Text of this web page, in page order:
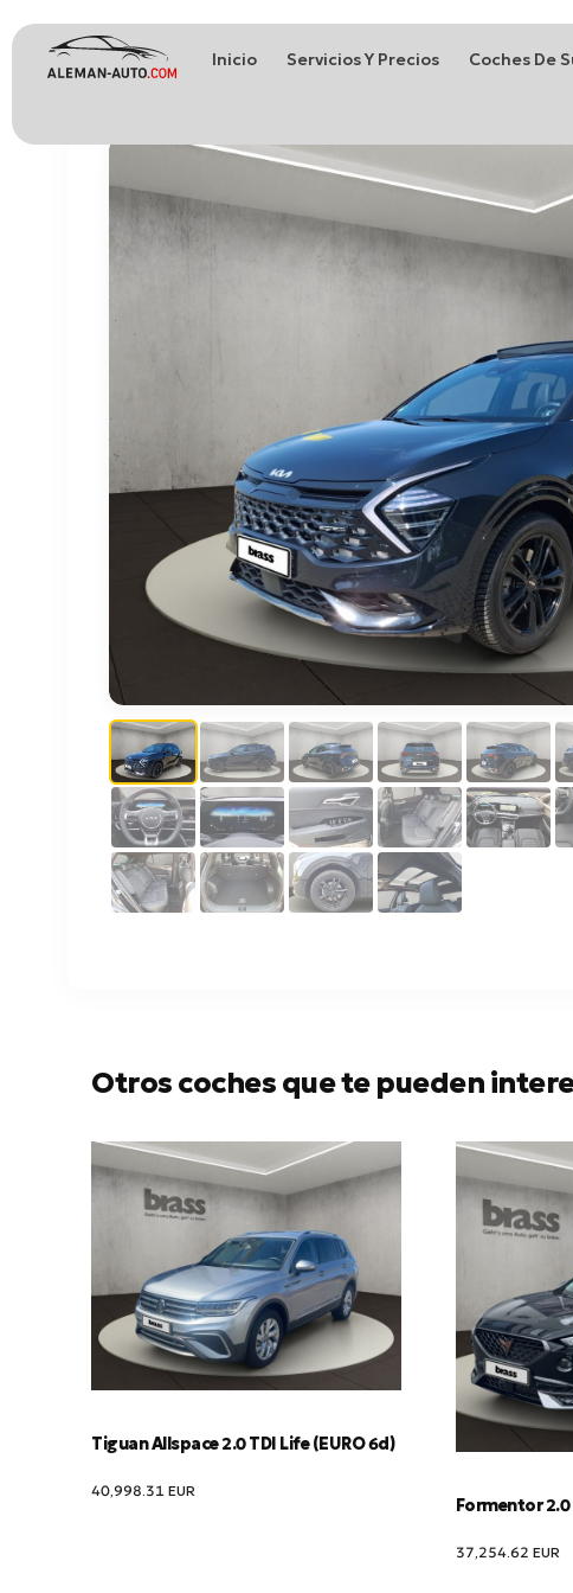
Inicio Servicios Y Precios Coches De
Otros coches que te pueden
Tiguan Allspace 2.0 TDI Life (EURO 6d)
40,998.31 EUR
Formentor 2.0
37,254.62 EUR